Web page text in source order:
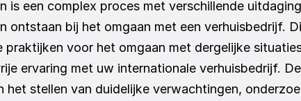
is een complex proces met verschillende
ontstaan bij het omgaan met een verhuisbedrijf.
praktijken voor het omgaan met dergelijke
ervaring met uw internationale verhuisbedrijf.
het stellen van duidelijke verwachtingen,